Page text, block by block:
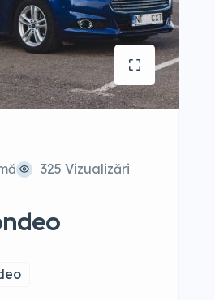
325 Vizualizări